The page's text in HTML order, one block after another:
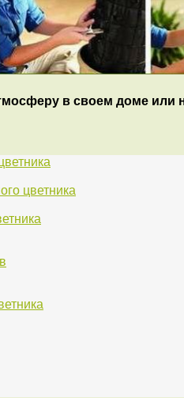
в своем доме или
цветника